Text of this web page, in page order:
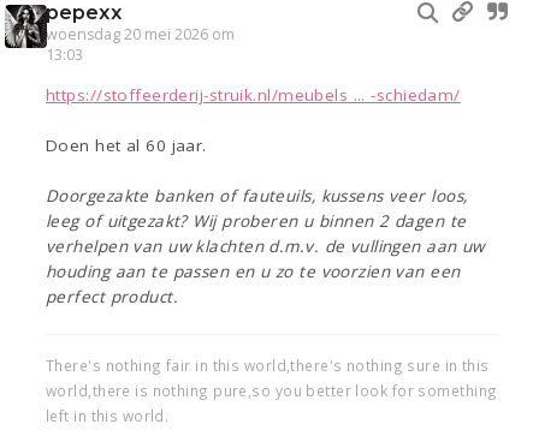
pepexx
woensdag 20 mei 2026 om
13:03
https://stoffeerderij-struik.nl/meubels ... -schiedam/
Doen het al 60 jaar.
Doorgezakte banken of fauteuils, kussens veer loos,
leeg of uitgezakt? Wij proberen u binnen 2 dagen te
verhelpen van uw klachten d.m.v. de vullingen aan uw
houding aan te passen en u zo te voorzien van een
perfect product.
There's nothing fair in this world,there's nothing sure in this
world,there is nothing pure,so you better look for something
left in this world.